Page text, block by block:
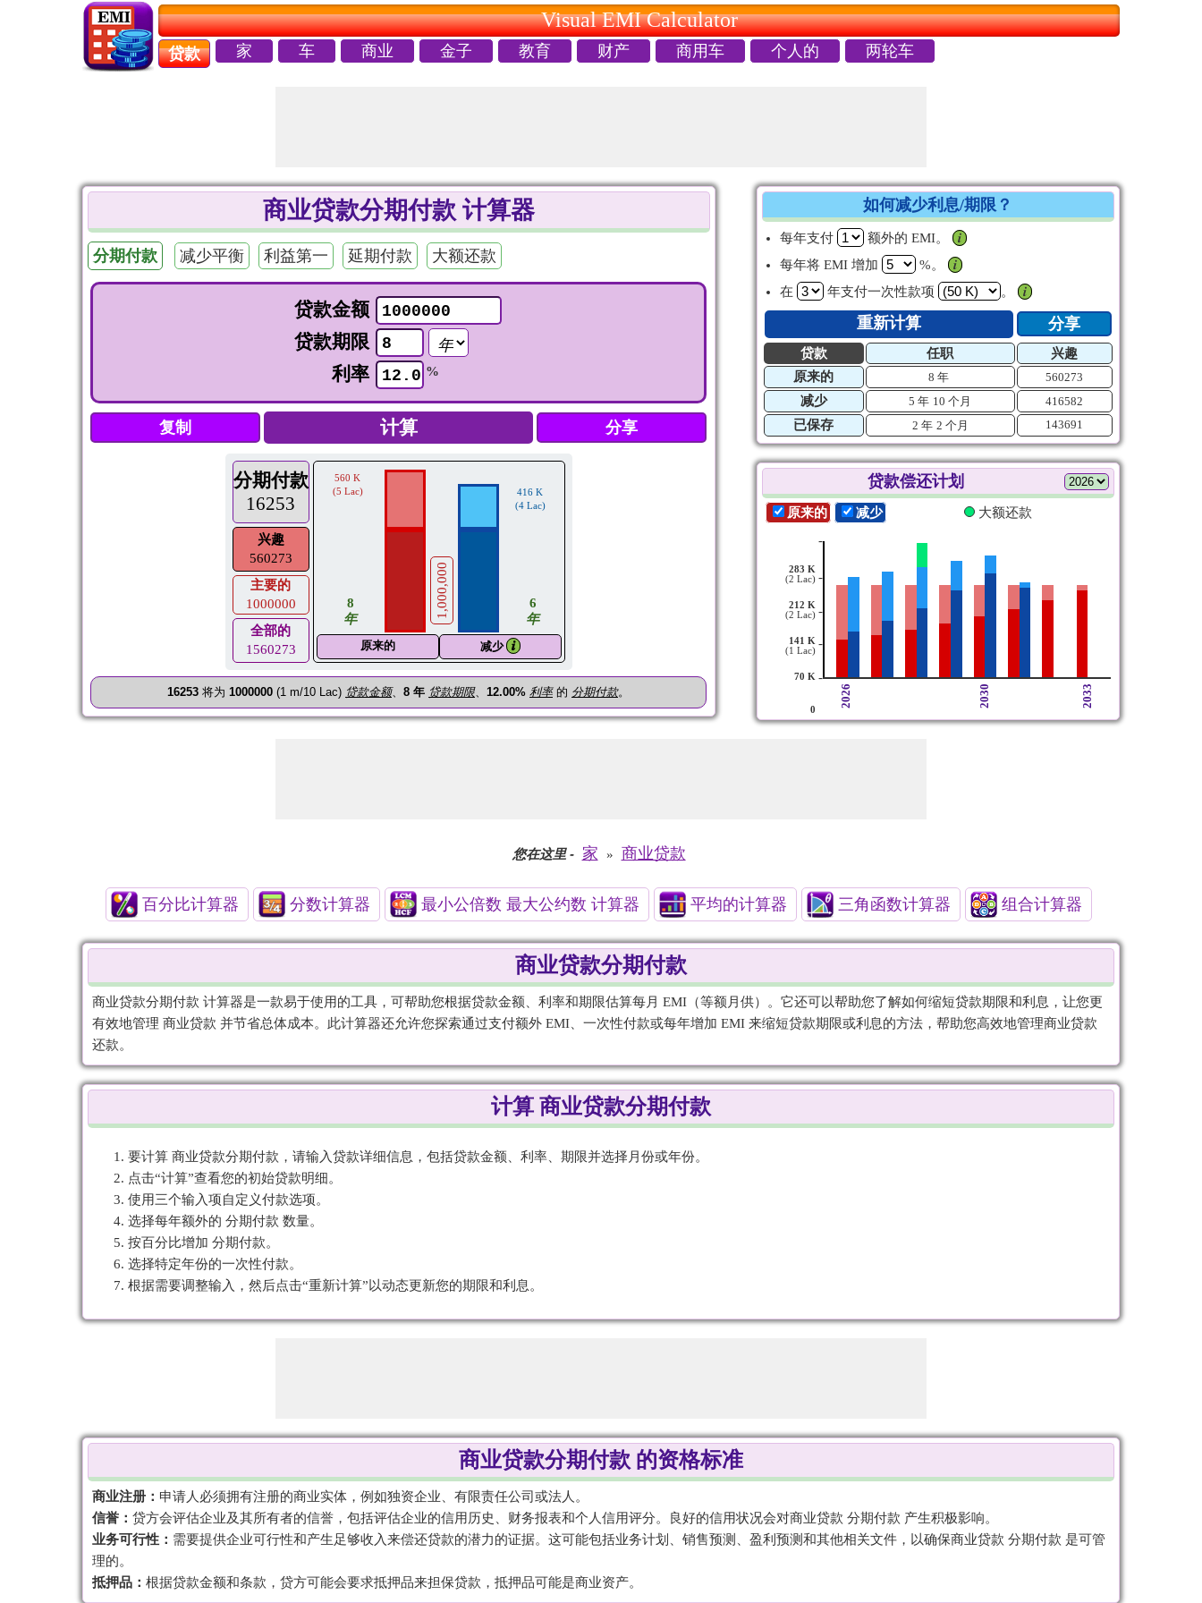
Visual EMI Calculator
贷款 家 车 商业 金子 教育 财产 商用车 个人的 两轮车
商业贷款分期付款 计算器
分期付款 减少平衡 利益第一 延期付款 大额还款
贷款金额
贷款期限
利率
%
复制 分享
分期付款
16253
兴趣
560273
主要的
1000000
全部的
1560273
560 K
(5 Lac)
8
年
1,000,000
416 K
(4 Lac)
6
年
原来的 减少 𝒊
16253 将为 1000000 (1 m/10 Lac) 贷款金额、 8 年 贷款期限、 12.00% 利率的 分期付款。
如何减少利息/期限？
每年支付 额外的 EMI。
𝒊
每年将 EMI 增加
%。
𝒊
在
年支付一次性款项 。 𝒊
重新计算 分享
贷款 任职
兴趣
原来的
8 年 560273
减少 5 年 10 个月 416582
已保存 2 年 2 个月 143691
贷款偿还计划
原来的 减少 大额还款
283 K
(2 Lac)
212 K
(2 Lac)
141 K
(1 Lac)
70 K
0
-
-
-
-
-
2026 2030 2033
您在这里- 家 » 商业贷款
百分比计算器 分数计算器 最小公倍数 最大公约数 计算器 平均的计算器 三角函数计算器 组合计算器
商业贷款分期付款
商业贷款分期付款 计算器是一款易于使用的工具，可帮助您根据贷款金额、利率和期限估算每月 EMI（等额月供）。它还可以帮助您了解如何缩短贷款期限和利息，让您更
有效地管理 商业贷款 并节省总体成本。此计算器还允许您探索通过支付额外 EMI、一次性付款或每年增加 EMI 来缩短贷款期限或利息的方法，帮助您高效地管理商业贷款
还款。
计算 商业贷款分期付款
要计算 商业贷款分期付款，请输入贷款详细信息，包括贷款金额、利率、期限并选择月份或年份。
点击“计算”查看您的初始贷款明细。
使用三个输入项自定义付款选项。
选择每年额外的 分期付款 数量。
按百分比增加 分期付款。
选择特定年份的一次性付款。
根据需要调整输入，然后点击“重新计算”以动态更新您的期限和利息。
商业贷款分期付款 的资格标准
商业注册： 申请人必须拥有注册的商业实体，例如独资企业、有限责任公司或法人。
信誉： 贷方会评估企业及其所有者的信誉，包括评估企业的信用历史、财务报表和个人信用评分。良好的信用状况会对商业贷款 分期付款 产生积极影响。
业务可行性： 需要提供企业可行性和产生足够收入来偿还贷款的潜力的证据。这可能包括业务计划、销售预测、盈利预测和其他相关文件，以确保商业贷款 分期付款 是可管
理的。
抵押品： 根据贷款金额和条款，贷方可能会要求抵押品来担保贷款，抵押品可能是商业资产。